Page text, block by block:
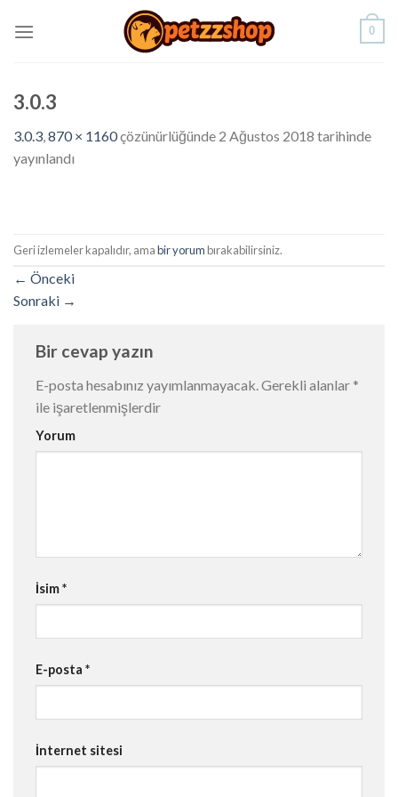
0
3.0.3
3.0.3,870 × 1160çözünürlüğünde 2 Ağustos 2018 tarihinde
yayınlandı
Geri izlemeler kapalıdır, amabir yorumbırakabilirsiniz.
← Önceki
Sonraki →
Bir cevap yazın
E-posta hesabınız yayımlanmayacak.Gerekli alanlar *
ile işaretlenmişlerdir
Yorum
İsim*
E-posta *
İnternet sitesi